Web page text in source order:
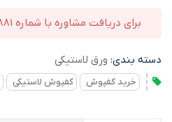
برای دریافت مشاوره با شماره 09351544881 تماس بگیرید
دسته بندی: ورق لاستیکی
خرید کفپوش کفپوش لاستیکی